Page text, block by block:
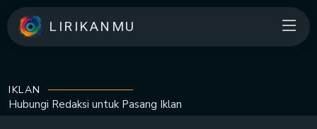
LIRIKANMU
IKLAN
Hubungi Redaksi untuk Pasang Iklan